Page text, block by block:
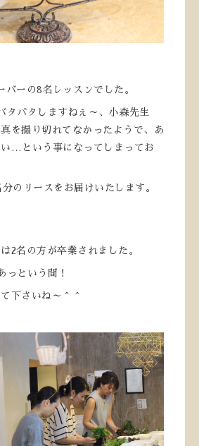
バーの8名レッスンでした。
タバタしますねぇ～、小森先生
を撮り切れてなかったようで、あ
…という事になってしまってお
のリースをお届けいたします。
2名の方が卒業されました。
っという間！
下さいね～＾＾